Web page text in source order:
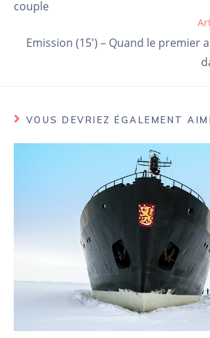
couple
Emission (15′) – Quand le premier
VOUS DEVRIEZ ÉGALEMENT